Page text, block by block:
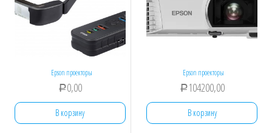
Epson проекторы
Р0,00
В корзину
Epson проекторы
Р 104200,00
В корзину